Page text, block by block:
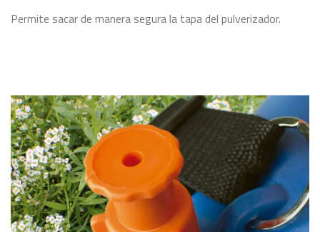
Permite sacar de manera segura la tapa del pulverizador.